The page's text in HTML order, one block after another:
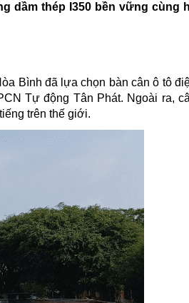
dầm thép I350 bền vững cùng
Bình đã lựa chọn bàn cân ô tô
Tự động Tân Phát. Ngoài ra,
trên thế giới.